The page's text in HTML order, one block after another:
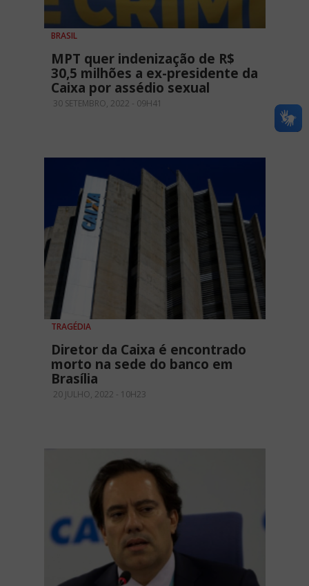
BRASIL
MPT quer indenização de R$
30,5 milhões a ex-presidente da
Caixa por assédio sexual
30 SETEMBRO, 2022 - 09H41
TRAGÉDIA
Diretor da Caixa é encontrado
morto na sede do banco em
Brasília
20 JULHO, 2022 - 10H23